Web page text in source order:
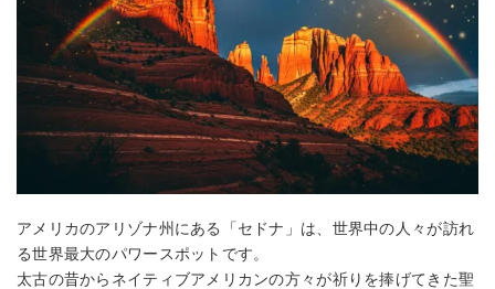
アメリカのアリゾナ州にある「セドナ」は、世界中の人々が訪れ
る世界最大のパワースポットです。
太古の昔からネイティブアメリカンの方々が祈りを捧げてきた聖